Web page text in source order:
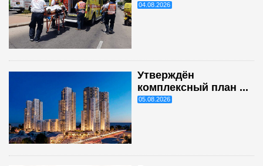
04.08.2026
Утверждён
комплексный план ...
05.08.2026